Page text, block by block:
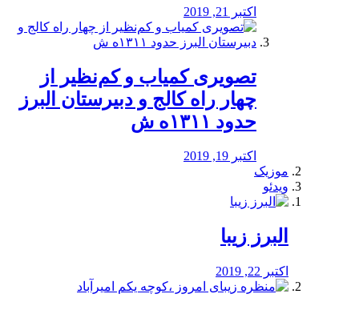
اکتبر 21, 2019
️تصویری کمیاب و کم‌نظیر از
چهار راه كالج و دبيرستان البرز
حدود ۱۳۱۱ه ش
اکتبر 19, 2019
موزیک
ویدئو
البرز زیبا
اکتبر 22, 2019